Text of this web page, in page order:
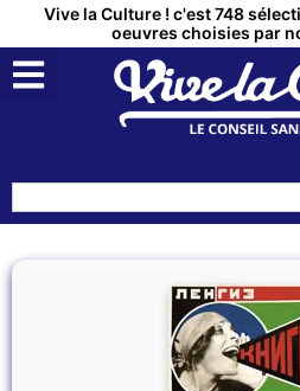
Vive la Culture ! c'est 748
oeuvres choisies par